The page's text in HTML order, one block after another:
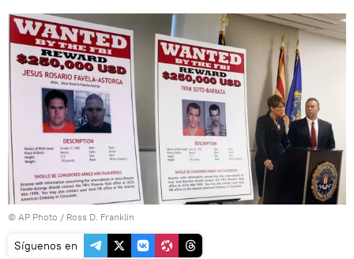
© AP Photo / Ross D. Franklin
Síguenos en